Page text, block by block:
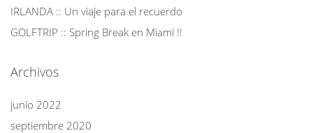
IRLANDA :: Un viaje para el recuerdo
GOLFTRIP :: Spring Break en Miami !!
Archivos
junio 2022
septiembre 2020